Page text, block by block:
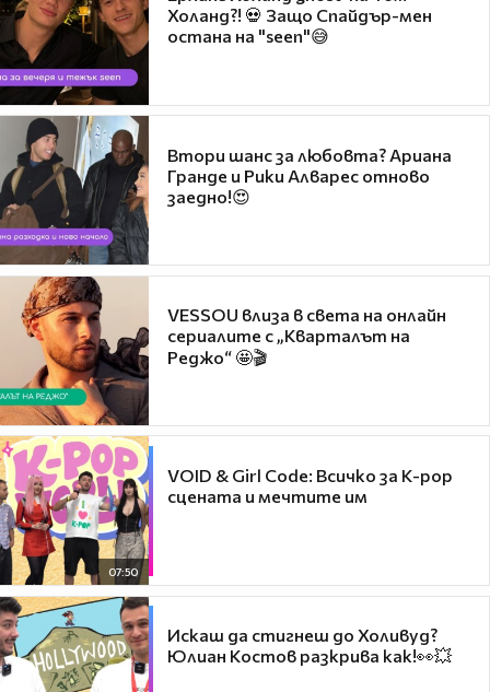
Холанд?! 💀 Защо Спайдър-мен
остана на "seen"😅
Втори шанс за любовта? Ариана
Гранде и Рики Алварес отново
заедно!😍
VESSOU влиза в света на онлайн
сериалите с „Кварталът на
Реджо“ 🤩🎬
07:50
VOID & Girl Code: Всичко за K-pop
сцената и мечтите им
Искаш да стигнеш до Холивуд?
Юлиан Костов разкрива как!👀💥